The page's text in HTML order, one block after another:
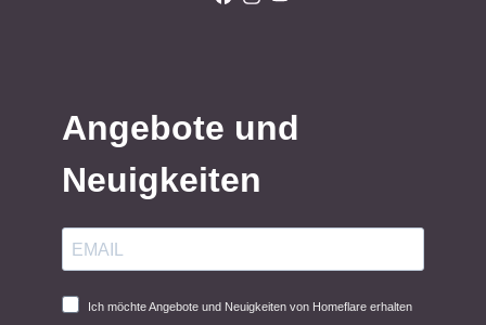
Angebote und
Neuigkeiten
Ich möchte Angebote und Neuigkeiten von Homeflare erhalten